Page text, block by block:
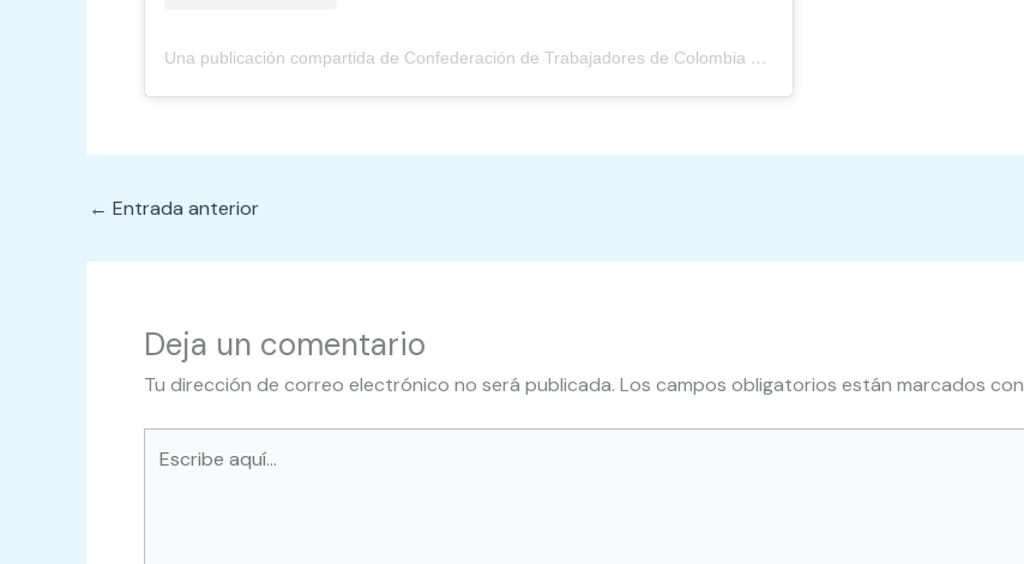
Una publicación compartida de Confederación de Trabajadores de Colombia CTC (@ctc_colombia)
← Entrada anterior
Deja un comentario
Tu dirección de correo electrónico no será publicada. Los campos obligatorios están marcados con
aquí...